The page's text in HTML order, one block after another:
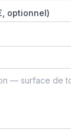
optionnel)